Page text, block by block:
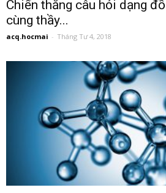
Chiến thắng câu hỏi dạng
cùng thầy...
acq.hocmai - Tháng Tư 4, 2018